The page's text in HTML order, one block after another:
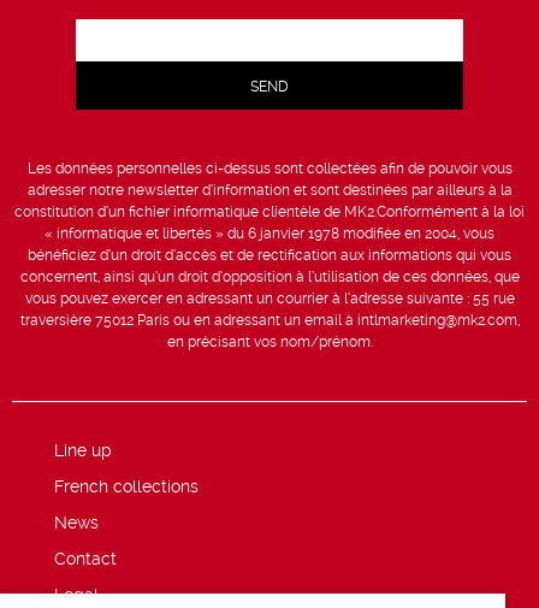
Les données personnelles ci-dessus sont collectées afin de pouvoir vous
adresser notre newsletter d’information et sont destinées par ailleurs à la
constitution d’un fichier informatique clientèle de MK2.Conformément à la loi
« informatique et libertés » du 6 janvier 1978 modifiée en 2004, vous
bénéficiez d’un droit d’accès et de rectification aux informations qui vous
concernent, ainsi qu’un droit d’opposition à l’utilisation de ces données, que
vous pouvez exercer en adressant un courrier à l’adresse suivante : 55 rue
traversière 75012 Paris ou en adressant un email à intlmarketing@mk2.com,
en précisant vos nom/prénom.
Line up
French collections
News
Contact
Legal